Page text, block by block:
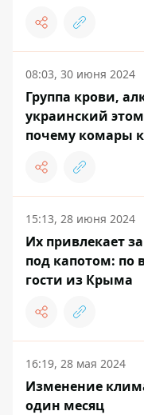
08:03, 30 июня 2024
Группа крови,
украинский
почему комары
15:13, 28 июня 2024
Их привлекает
под капотом: по
гости из Крыма
16:19, 28 мая 2024
Изменение
один месяц